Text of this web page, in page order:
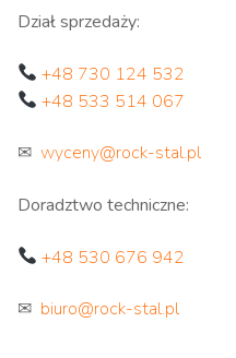
Dział sprzedaży:
+48 730 124 532
+48 533 514 067
✉ wyceny@rock-stal.pl
Doradztwo techniczne:
+48 530 676 942
✉ biuro@rock-stal.pl